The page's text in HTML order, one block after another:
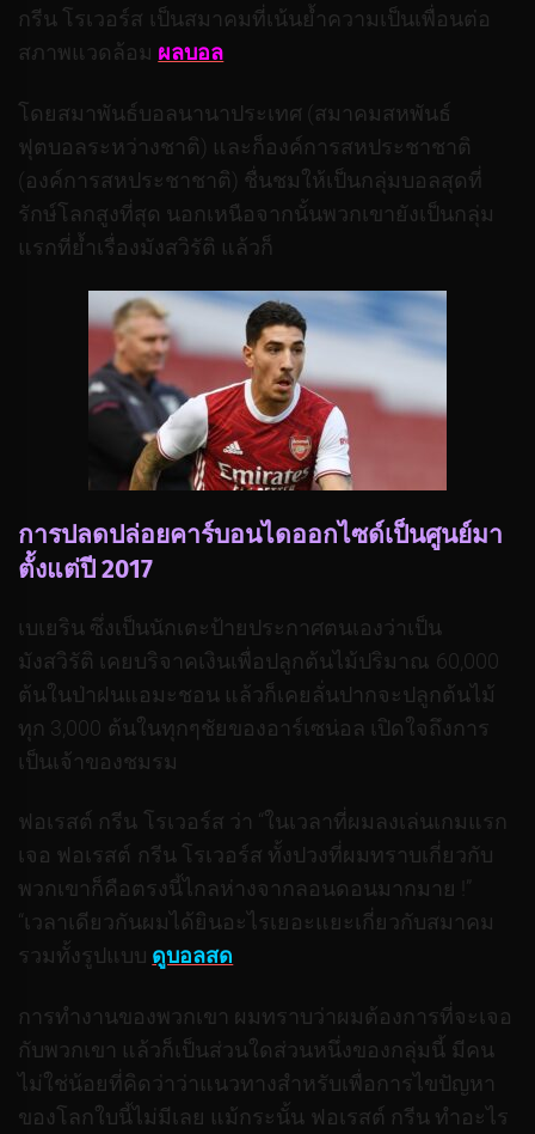
กรีน โรเวอร์ส เป็นสมาคมที่เน้นย้ำความเป็นเพื่อนต่อ
สภาพแวดล้อม ผลบอล
โดยสมาพันธ์บอลนานาประเทศ (สมาคมสหพันธ์
ฟุตบอลระหว่างชาติ) และก็องค์การสหประชาชาติ
(องค์การสหประชาชาติ) ชื่นชมให้เป็นกลุ่มบอลสุดที่
รักษ์โลกสูงที่สุด นอกเหนือจากนั้นพวกเขายังเป็นกลุ่ม
แรกที่ย้ำเรื่องมังสวิรัติ แล้วก็
การปลดปล่อยคาร์บอนไดออกไซด์เป็นศูนย์มา
ตั้งแต่ปี 2017
เบเยริน ซึ่งเป็นนักเตะป้ายประกาศตนเองว่าเป็น
มังสวิรัติ เคยบริจาคเงินเพื่อปลูกต้นไม้ปริมาณ 60,000
ต้นในป่าฝนแอมะชอน แล้วก็เคยลั่นปากจะปลูกต้นไม้
ทุก 3,000 ต้นในทุกๆชัยของอาร์เซน่อล เปิดใจถึงการ
เป็นเจ้าของชมรม
ฟอเรสต์ กรีน โรเวอร์ส ว่า “ในเวลาที่ผมลงเล่นเกมแรก
เจอ ฟอเรสต์ กรีน โรเวอร์ส ทั้งปวงที่ผมทราบเกี่ยวกับ
พวกเขาก็คือตรงนี้ไกลห่างจากลอนดอนมากมาย !”
“เวลาเดียวกันผมได้ยินอะไรเยอะแยะเกี่ยวกับสมาคม
รวมทั้งรูปแบบ ดูบอลสด
การทำงานของพวกเขา ผมทราบว่าผมต้องการที่จะเจอ
กับพวกเขา แล้วก็เป็นส่วนใดส่วนหนึ่งของกลุ่มนี้ มีคน
ไม่ใช่น้อยที่คิดว่าว่าแนวทางสำหรับเพื่อการไขปัญหา
ของโลกใบนี้ไม่มีเลย แม้กระนั้น ฟอเรสต์ กรีน ทำอะไร